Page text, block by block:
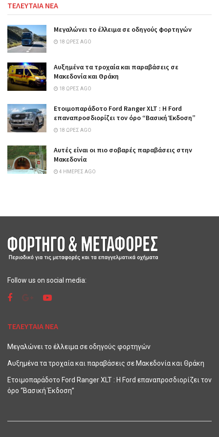
ΤΕΛΕΥΤΑΙΑ ΝΕΑ
Μεγαλώνει το έλλειμα σε οδηγούς φορτηγών
18 ΏΡΕΣ AGO
Αυξημένα τα τροχαία και παραβάσεις σε
Μακεδονία και Θράκη
18 ΏΡΕΣ AGO
Ετοιμοπαράδοτο Ford Ranger XLT : Η Ford
επαναπροσδιορίζει τον όρο “Βασική Έκδοση”
18 ΏΡΕΣ AGO
Αυτές είναι οι πιο σοβαρές παραβάσεις στην
Μακεδονία
4 ΗΜΈΡΕΣ AGO
Follow us on social media:
ΤΕΛΕΥΤΑΙΑ ΝΕΑ
Μεγαλώνει το έλλειμα σε οδηγούς φορτηγών
Αυξημένα τα τροχαία και παραβάσεις σε Μακεδονία και Θράκη
Ετοιμοπαράδοτο Ford Ranger XLT : Η Ford επαναπροσδιορίζει τον
όρο “Βασική Έκδοση”